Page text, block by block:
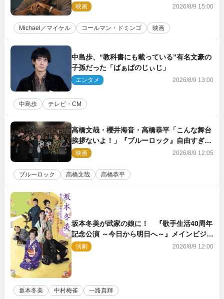
半かかっていた
映画 2026/8/9 15:00
Michael／マイケル コールマン・ドミンゴ 映画
中島歩、“教科書にも載っている”有名文豪の
子孫だった「ばぁばのじぃじ」
エンタメ 2026/8/9 13:00
中島歩 テレビ・CM
高橋文哉・櫻井海音・高橋恭平「こんな舞台
挨拶ないよ！」『ブルーロック』自由すぎる
イベントレポート
映画 2026/8/9 12:05
ブルーロック 高橋文哉 高橋恭平
坂本冬美が武家の娘に！ 『歌手生活40周年
記念公演 ～今日から明日へ～』メインビジュ
アル公開
演劇 2026/8/9 12:00
坂本冬美 中村梅雀 一路真輝